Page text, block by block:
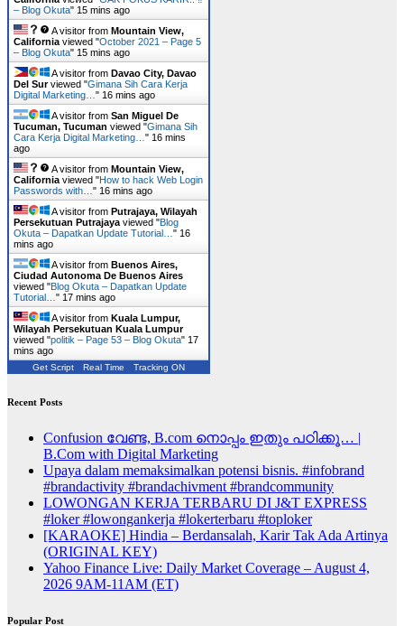
– Blog Okuta" 15 mins ago
A visitor from Mountain View,
California viewed "October 2021 – Page 5
– Blog Okuta" 15 mins ago
A visitor from Davao City, Davao
Del Surviewed "Gimana Sih Cara Kerja
Digital Marketing… " 16 mins ago
A visitor from San Miguel De
Tucuman, Tucuman viewed "Gimana Sih
Cara Kerja Digital Marketing… " 16 mins
ago
A visitor from Mountain View,
California viewed "How to hack Web Login
Passwords with… " 16 mins ago
A visitor from Putrajaya, Wilayah
Persekutuan Putrajaya viewed "Blog
Okuta – Dapatkan Update Tutorial… " 17
mins ago
A visitor from Buenos Aires,
Ciudad Autonoma De Buenos Aires
viewed "Blog Okuta – Dapatkan Update
Tutorial… " 17 mins ago
A visitor from Kuala Lumpur,
Wilayah Persekutuan Kuala Lumpur
viewed "politik – Page 53 – Blog Okuta" 17
mins ago
Get Script Real Time Tracking ON
Recent Posts
Confusion വേണ്ട, B.com നൊപ്പം ഇതും പഠിക്കൂ… |
B.Com with Digital Marketing
Upaya dalam memaksimalkan potensi bisnis. #infobrand
#brandactivity #brandachivment #brandcommunity
LOWONGAN KERJA TERBARU DI J&T EXPRESS
#loker #lowongankerja #lokerterbaru #toploker
[KARAOKE] Hindia – Berdansalah, Karir Tak Ada Artinya
(ORIGINAL KEY)
Yahoo Finance Live: Daily Market Coverage – August 4,
2026 9AM-11AM (ET)
Popular Post